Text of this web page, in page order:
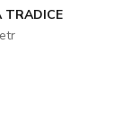
TRADICE